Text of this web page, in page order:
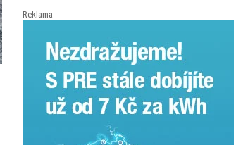
posledních 10 let (2016–2026).
Reklama